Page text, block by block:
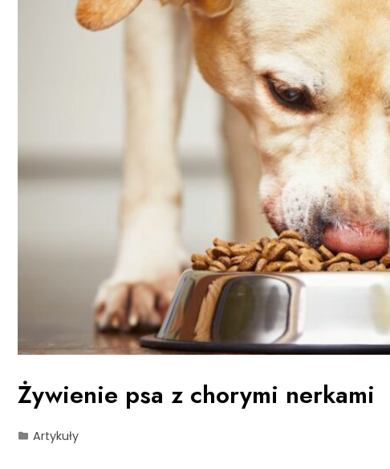
Żywienie psa z chorymi nerkami
Artykuły